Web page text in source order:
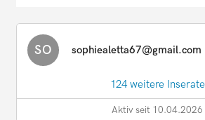
SO sophiealetta67@gmail.com
124 weitere Inserate
Aktiv seit 10.04.2026